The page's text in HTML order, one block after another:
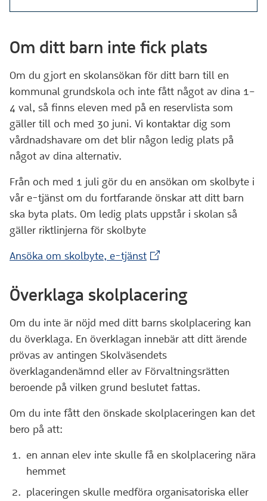
Om ditt barn inte fick plats
Om du gjort en skolansökan för ditt barn till en
kommunal grundskola och inte fått något av dina 1–
4 val, så finns eleven med på en reservlista som
gäller till och med 30 juni. Vi kontaktar dig som
vårdnadshavare om det blir någon ledig plats på
något av dina alternativ.
Från och med 1 juli gör du en ansökan om skolbyte i
vår e-tjänst om du fortfarande önskar att ditt barn
ska byta plats. Om ledig plats uppstår i skolan så
gäller riktlinjerna för skolbyte
Ansöka om skolbyte, e-tjänst(Extern webbplats)
Överklaga skolplacering
Om du inte är nöjd med ditt barns skolplacering kan
du överklaga. En överklagan innebär att ditt ärende
prövas av antingen Skolväsendets
överklagandenämnd eller av Förvaltningsrätten
beroende på vilken grund beslutet fattas.
Om du inte fått den önskade skolplaceringen kan det
bero på att:
en annan elev inte skulle få en skolplacering nära
hemmet
placeringen skulle medföra organisatoriska eller